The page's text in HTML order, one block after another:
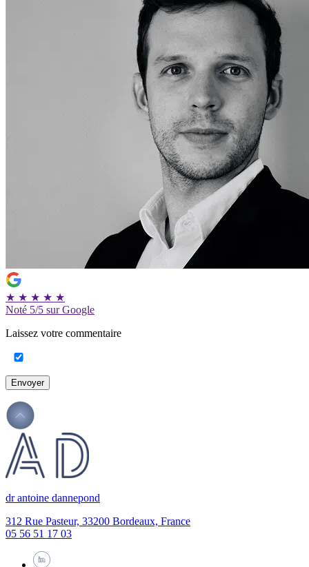
★ ★ ★ ★ ★
Noté 5/5 sur Google
Laissez votre commentaire
Envoyer
dr antoine dannepond
312 Rue Pasteur, 33200 Bordeaux, France
05 56 51 17 03